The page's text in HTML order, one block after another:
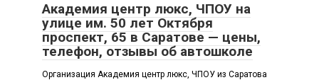
Академия центр люкс, ЧПОУ на
улице им. 50 лет Октября
проспект, 65 в Саратове — цены,
телефон, отзывы об автошколе
Организация Академия центр люкс, ЧПОУ из Саратова